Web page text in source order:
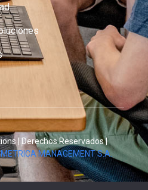
| Derechos Reservados |
METRICA MANAGEMENT S.A.